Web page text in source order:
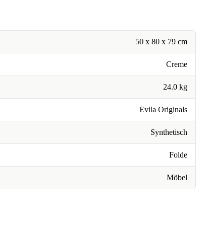
50 x 80 x 79 cm
Creme
24.0 kg
Evila Originals
Synthetisch
Folde
Möbel